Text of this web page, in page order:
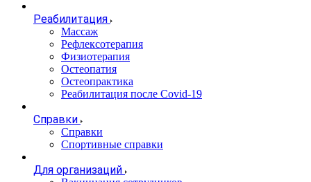
Реабилитация
Массаж
Рефлексотерапия
Физиотерапия
Остеопатия
Остеопрактика
Реабилитация после Covid-19
Справки
Справки
Спортивные справки
Для организаций